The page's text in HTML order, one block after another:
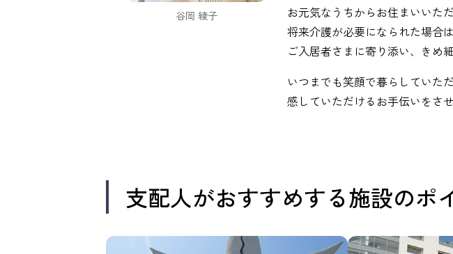
谷岡 綾子
お元気なうちからお住まいいた
将来介護が必要になられた場合
ご入居者さまに寄り添い、きめ
いつまでも笑顔で暮らしていた
感していただけるお手伝いをさ
支配人がおすすめする施設のポ